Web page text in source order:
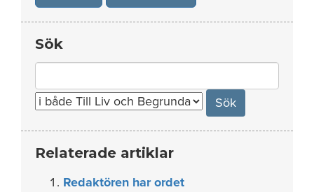
Sök
for:
Relaterade artiklar
Redaktören har ordet